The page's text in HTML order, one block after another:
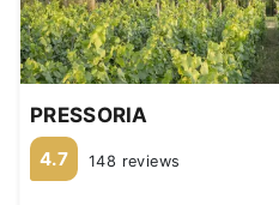
PRESSORIA
4.7 148 reviews